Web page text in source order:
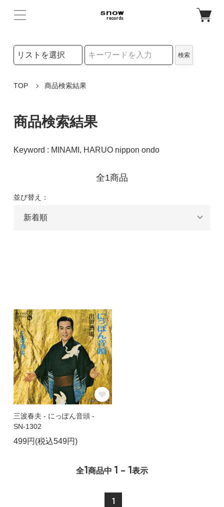
検索リストの選択
検索
TOP 商品検索結果
商品検索結果
Keyword : MINAMI, HARUO nippon ondo
全1商品
並び替え：
三波春夫 - にっぽん音頭 -
SN-1302
499円(税込549円)
全1商品中 1 - 1表示
1